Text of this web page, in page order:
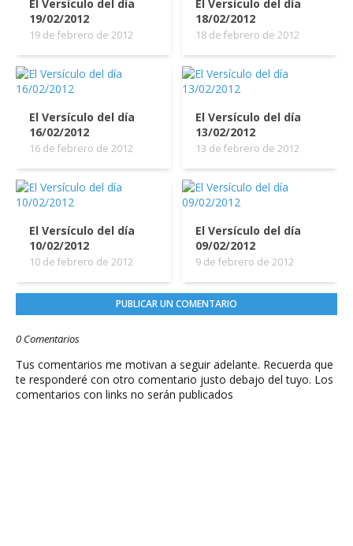
El Versículo del día
19/02/2012
19 de febrero de 2012
El Versículo del día
18/02/2012
18 de febrero de 2012
El Versículo del día
16/02/2012
16 de febrero de 2012
El Versículo del día
13/02/2012
13 de febrero de 2012
El Versículo del día
10/02/2012
10 de febrero de 2012
El Versículo del día
09/02/2012
9 de febrero de 2012
PUBLICAR UN COMENTARIO
0 Comentarios
Tus comentarios me motivan a seguir adelante. Recuerda que
te responderé con otro comentario justo debajo del tuyo. Los
comentarios con links no serán publicados